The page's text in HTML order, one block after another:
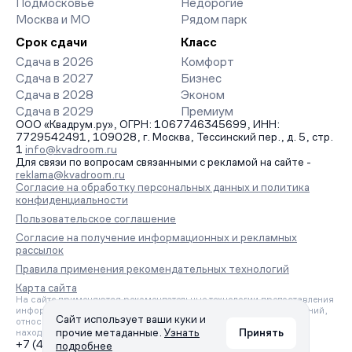
Подмосковье
Москва и МО
Недорогие
Рядом парк
Срок сдачи
Сдача в 2026
Сдача в 2027
Сдача в 2028
Сдача в 2029
Класс
Комфорт
Бизнес
Эконом
Премиум
ООО «Квадрум.ру», ОГРН: 1067746345699, ИНН:
7729542491, 109028, г. Москва, Тессинский пер., д. 5, стр.
1 info@kvadroom.ru
Для связи по вопросам связанными с рекламой на сайте -
reklama@kvadroom.ru
Согласие на обработку персональных данных и политика
конфиденциальности
Пользовательское соглашение
Согласие на получение информационных и рекламных
рассылок
Правила применения рекомендательных технологий
Карта сайта
На сайте применяются рекомендательные технологии предоставления
информации на основе сбора, систематизации и анализа сведений,
относящихся к предпочтениям пользователей сети «Интернет»,
находящихся на территории Российской Федерации.
+7 (495) 157-88-80
Сайт использует ваши куки и
прочие метаданные. Узнать
подробнее
Принять